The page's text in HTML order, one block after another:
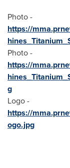
Photo -
https://
Photo -
https://
g
Logo -
https://
ogo.jpg